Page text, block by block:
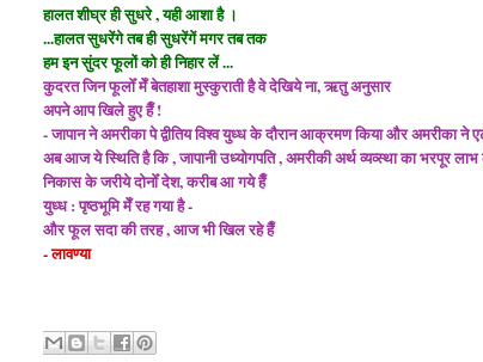
हालत शीघ्र ही सुधरे , यही आशा है ।
...हालत सुधरेंगे तब ही सुधरेंगें मगर तब तक
हम इन सुंदर फूलों को ही निहार लें ...
कुदरत जिन फूलोँ मेँ बेतहाशा मुस्कुराती है वे देखिये ना, ऋतु अनुसार
अपने आप खिले हुए हैँ !
- जापान ने अमरीका पे द्वीतिय विश्व युध्ध के दौरान आक्रमण किया और अमरीका ने
अब आज ये स्थिति है कि , जापानी उध्योगपति , अमरीकी अर्थ व्यव्स्था का भरपूर
निकास के जरीये दोनोँ देश, करीब आ गये हैँ
युध्ध : पृष्ठभूमि मेँ रह गया है -
और फूल सदा की तरह , आज भी खिल रहे हैँ
- लावण्या